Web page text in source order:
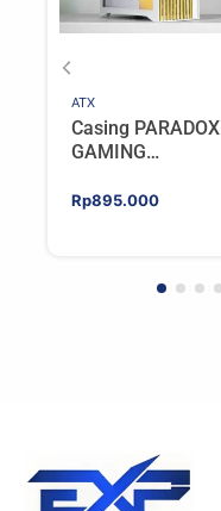
ATX
Casing PARADOX
GAMING
Aesthetic PC Case
Rp895.000